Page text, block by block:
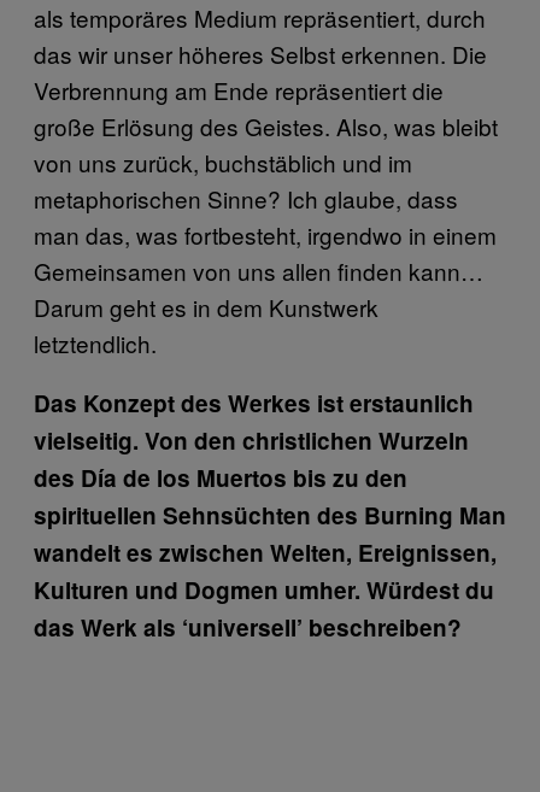
als temporäres Medium repräsentiert, durch
das wir unser höheres Selbst erkennen. Die
Verbrennung am Ende repräsentiert die
große Erlösung des Geistes. Also, was bleibt
von uns zurück, buchstäblich und im
metaphorischen Sinne? Ich glaube, dass
man das, was fortbesteht, irgendwo in einem
Gemeinsamen von uns allen finden kann…
Darum geht es in dem Kunstwerk
letztendlich.
Das Konzept des Werkes ist erstaunlich
vielseitig. Von den christlichen Wurzeln
des Día de los Muertos bis zu den
spirituellen Sehnsüchten des Burning Man
wandelt es zwischen Welten, Ereignissen,
Kulturen und Dogmen umher. Würdest du
das Werk als ‘universell’ beschreiben?